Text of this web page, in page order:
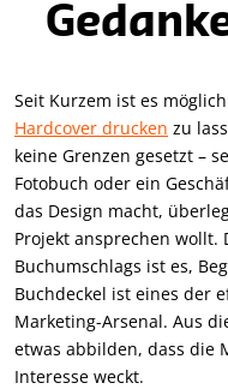
Seit Kurzem ist es
Hardcover drucken zu
keine Grenzen gesetzt –
Fotobuch oder ein
das Design macht,
Projekt ansprechen wollt.
Buchumschlags ist es,
Buchdeckel ist eines der
Marketing-Arsenal. Aus
etwas abbilden, dass die
Interesse weckt.